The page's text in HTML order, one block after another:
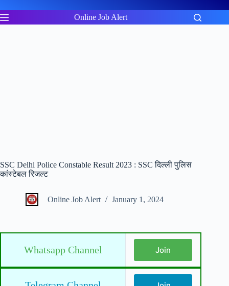
to
content
Online Job Alert
SSC Delhi Police Constable Result 2023 : SSC दिल्ली पुलिस
कांस्टेबल रिजल्ट
Online Job Alert January 1, 2024
Whatsapp Channel Join